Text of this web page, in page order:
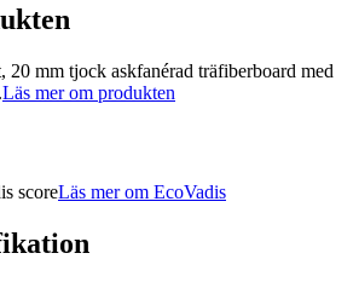
20 mm tjock askfanérad träfiberboard med
Läs mer om produkten
scoreLäs mer om EcoVadis